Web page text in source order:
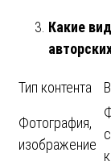
Какие
Тип контента
Фотография,
изображение